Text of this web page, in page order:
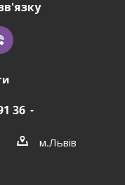
36
м.Львів